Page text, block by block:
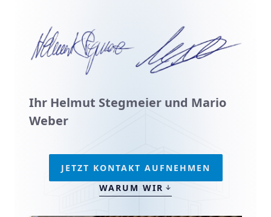
Ihr Helmut Stegmeier und Mario
Weber
JETZT KONTAKT AUFNEHMEN
WARUM WIR